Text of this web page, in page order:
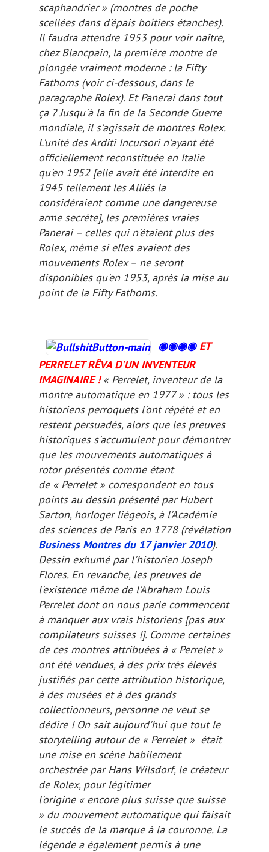
scaphandrier » (montres de poche
scellées dans d'épais boîtiers étanches).
Il faudra attendre 1953 pour voir naître,
chez Blancpain, la première montre de
plongée vraiment moderne : la Fifty
Fathoms (voirci-dessous, dans le
paragraphe Rolex). Et Panerai dans tout
ça ? Jusqu'à la fin de la Seconde Guerre
mondiale, il s'agissait de montres Rolex.
L'unité des Arditi Incursori n'ayant été
officiellement reconstituée en Italie
qu'en 1952 [elle avait été interdite en
1945 tellement les Alliés la
considéraient comme une dangereuse
arme secrète], les premières vraies
Panerai – celles qui n'étaient plus des
Rolex, même si elles avaient des
mouvements Rolex – ne seront
disponibles qu'en 1953, après la mise au
point de la Fifty Fathoms.
◉◉◉◉ ET
PERRELET RÊVA D'UN INVENTEUR
IMAGINAIRE !« Perrelet, inventeur de la
montre automatique en 1977 » : tous les
historiens perroquets l'ont répété et en
restent persuadés, alors que les preuves
historiques s'accumulent pour démontrer
que les mouvements automatiques à
rotor présentés comme étant
de « Perrelet » correspondent en tous
points au dessin présenté par Hubert
Sarton, horloger liégeois, à l'Académie
des sciences de Paris en 1778 (révélation
Business Montres du 17 janvier 2010).
Dessin exhumé par l'historien Joseph
Flores. En revanche, les preuves de
l'existence même de l'Abraham Louis
Perrelet dont on nous parle commencent
à manquer aux vrais historiens [pas aux
compilateurs suisses !]. Comme certaines
de ces montres attribuées à « Perrelet »
ont été vendues, à des prix très élevés
justifiés par cette attribution historique,
à des musées et à des grands
collectionneurs, personne ne veut se
dédire ! On sait aujourd'hui que tout le
storytellingautour de « Perrelet » était
une mise en scène habilement
orchestrée par Hans Wilsdorf, le créateur
de Rolex, pour légitimer
l'origine « encore plus suisse que suisse
» du mouvement automatique qui faisait
le succès de la marque à la couronne. La
légende a également permis à une